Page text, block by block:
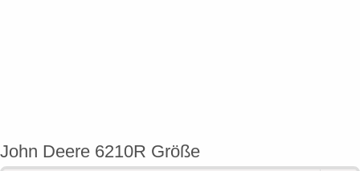
John Deere 6210R Größe